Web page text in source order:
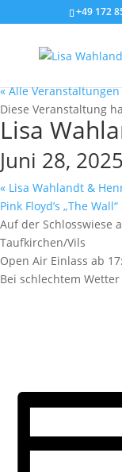
+49 172
« Alle Veranstaltungen
Diese Veranstaltung
Lisa
Juni 28,
« Lisa Wahlandt &
Pink Floyd’s „The Wall“
Auf der Schlosswiese
Taufkirchen/Vils
Open Air Einlass ab
Bei schlechtem